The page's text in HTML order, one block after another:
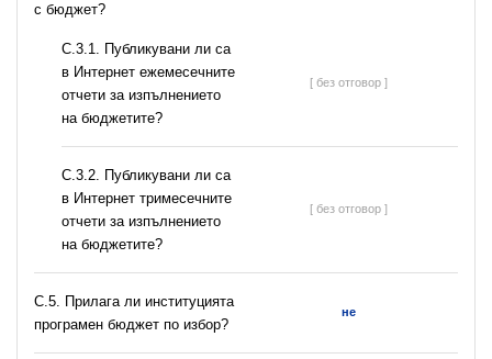
с бюджет?
С.3.1. Публикувани ли са
в Интернет ежемесечните
отчети за изпълнението
на бюджетите?
[ без отговор ]
С.3.2. Публикувани ли са
в Интернет тримесечните
отчети за изпълнението
на бюджетите?
[ без отговор ]
С.5. Прилага ли институцията
програмен бюджет по избор?
не